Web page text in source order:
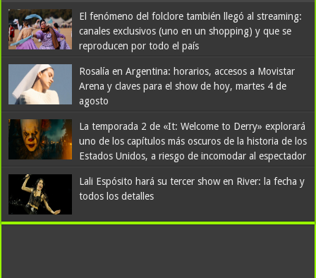
El fenómeno del folclore también llegó al streaming:
canales exclusivos (uno en un shopping) y que se
reproducen por todo el país
Rosalía en Argentina: horarios, accesos a Movistar
Arena y claves para el show de hoy, martes 4 de
agosto
La temporada 2 de «It: Welcome to Derry» explorará
uno de los capítulos más oscuros de la historia de los
Estados Unidos, a riesgo de incomodar al espectador
Lali Espósito hará su tercer show en River: la fecha y
todos los detalles